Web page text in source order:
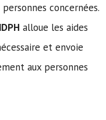
concernées.
alloue les aides
et envoie
aux personnes